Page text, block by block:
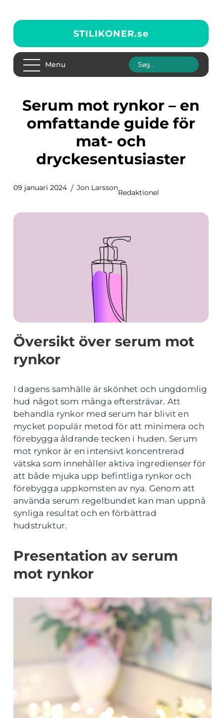
STILIKONER.se
Menu
Serum mot rynkor – en
omfattande guide för
mat- och
dryckesentusiaster
09 januari 2024 Jon Larsson
Redaktionel
Översikt över serum mot
rynkor
I dagens samhälle är skönhet och ungdomlig
hud något som många eftersträvar. Att
behandla rynkor med serum har blivit en
mycket populär metod för att minimera och
förebygga åldrande tecken i huden. Serum
mot rynkor är en intensivt koncentrerad
vätska som innehåller aktiva ingredienser för
att både mjuka upp befintliga rynkor och
förebygga uppkomsten av nya. Genom att
använda serum regelbundet kan man uppnå
synliga resultat och en förbättrad
hudstruktur.
Presentation av serum
mot rynkor